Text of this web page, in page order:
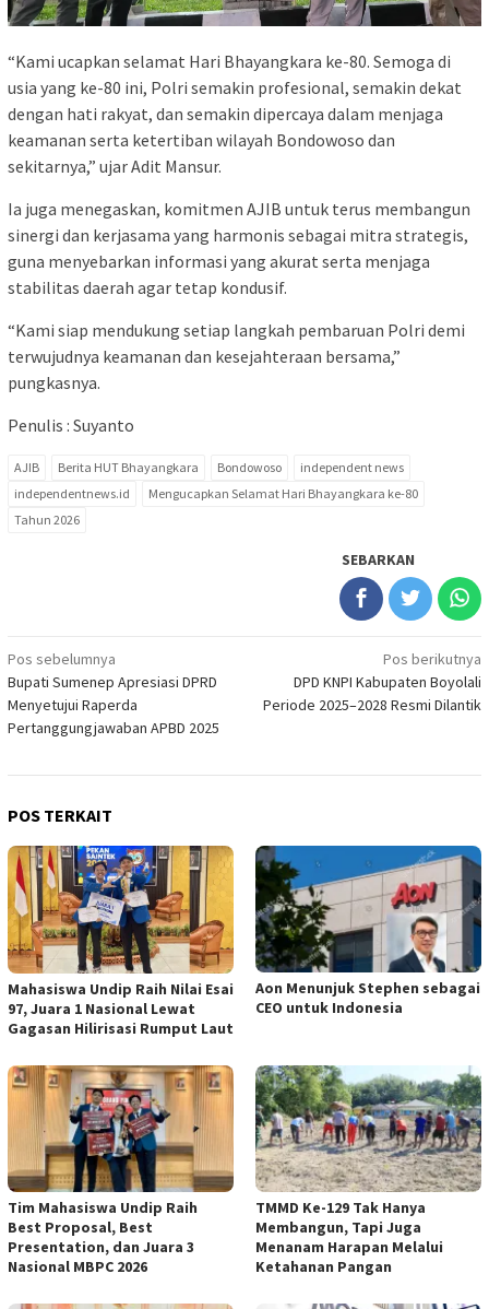
“Kami ucapkan selamat Hari Bhayangkara ke-80. Semoga di
usia yang ke-80 ini, Polri semakin profesional, semakin dekat
dengan hati rakyat, dan semakin dipercaya dalam menjaga
keamanan serta ketertiban wilayah Bondowoso dan
sekitarnya,” ujar Adit Mansur.
Ia juga menegaskan, komitmen AJIB untuk terus membangun
sinergi dan kerjasama yang harmonis sebagai mitra strategis,
guna menyebarkan informasi yang akurat serta menjaga
stabilitas daerah agar tetap kondusif.
“Kami siap mendukung setiap langkah pembaruan Polri demi
terwujudnya keamanan dan kesejahteraan bersama,”
pungkasnya.
Penulis : Suyanto
AJIB Berita HUT Bhayangkara Bondowoso
independent news
independentnews.id
Mengucapkan Selamat Hari Bhayangkara ke-80
Tahun 2026
SEBARKAN
Navigasi
pos
Pos sebelumnya
Bupati Sumenep Apresiasi DPRD
Menyetujui Raperda
Pertanggungjawaban APBD 2025
Pos berikutnya
DPD KNPI Kabupaten Boyolali
Periode 2025–2028 Resmi Dilantik
POS TERKAIT
Mahasiswa Undip Raih Nilai Esai
97, Juara 1 Nasional Lewat
Gagasan Hilirisasi Rumput Laut
Aon Menunjuk Stephen sebagai
CEO untuk Indonesia
Tim Mahasiswa Undip Raih
Best Proposal, Best
Presentation, dan Juara 3
Nasional MBPC 2026
TMMD Ke-129 Tak Hanya
Membangun, Tapi Juga
Menanam Harapan Melalui
Ketahanan Pangan